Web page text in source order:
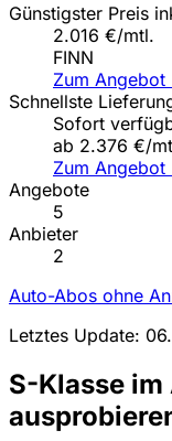
Günstigster Preis
2.016 €/mtl.
FINN
Zum
Schnellste
Sofort
ab 2.376 €/
Zum
Angebote
5
Anbieter
2
Auto-Abos ohne
Letztes Update:
S-Klasse